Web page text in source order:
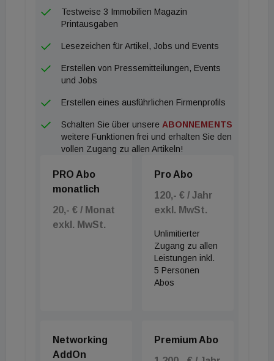
Neubau und Döbling.
Am anderen Ende des Marktes liegen
strukturschwächere Regionen. Besonders niedrige
steirischen Murtal sowie in Lilienfeld, Güssing oder
unter 1.800 Euro pro Quadratmeter.
„Wir beobachten bei prozentuell besonders starken
genannte Pendelbewegungen: Während es
zunächst zu einem deutlichen Rückgang kommt,
findet im Jahr darauf oftmals eine merkliche
Erhöhung statt – oder umgekehrt“, so Kössner.
Die Daten deuten insgesamt auf eine Stabilisierung
des Marktes hin, wobei regionale Unterschiede
Testweise 3 Immobilien Magazin
Printausgaben
Lesezeichen für Artikel, Jobs und Events
Erstellen von Pressemitteilungen, Events
und Jobs
Erstellen eines ausführlichen Firmenprofils
Schalten Sie über unsere ABONNEMENTS
weitere Funktionen frei und erhalten Sie den
vollen Zugang zu allen Artikeln!
PRO Abo
monatlich
20,- € / Monat
exkl. MwSt.
Pro Abo
120,- € / Jahr
exkl. MwSt.
Unlimitierter
Zugang zu allen
Leistungen inkl.
5 Personen
Abos
Networking
AddOn
Premium Abo